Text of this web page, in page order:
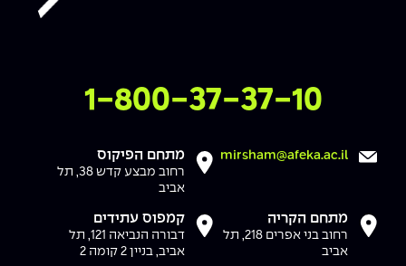
צרו איתנו קשר
1-800-37-37-10
mirsham@afeka.ac.il מתחם הפיקוס
רחוב מבצע קדש 38, תל
אביב
מתחם הקריה
רחוב בני אפרים 218, תל
אביב
קמפוס עתידים
דבורה הנביאה 121, תל
אביב, בניין 2 קומה 2